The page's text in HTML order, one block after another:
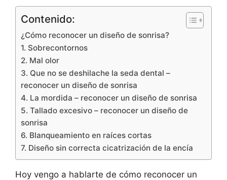
Contenido:
¿Cómo reconocer un diseño de sonrisa?
1. Sobrecontornos
2. Mal olor
3. Que no se deshilache la seda dental –
reconocer un diseño de sonrisa
4. La mordida – reconocer un diseño de sonrisa
5. Tallado excesivo – reconocer un diseño de
sonrisa
6. Blanqueamiento en raíces cortas
7. Diseño sin correcta cicatrización de la encía
Hoy vengo a hablarte de cómo reconocer un